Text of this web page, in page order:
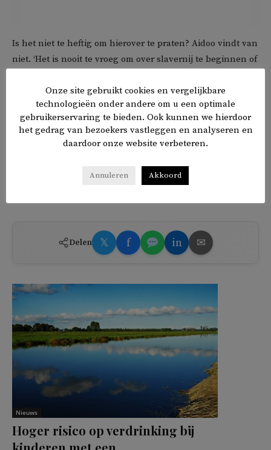
Is het niet te heftig om hierover te praten? Aidoo vindt van
niet. ‘Het is nooit te vroeg om over slavernij te beginnen of
Op 1 juli is de nationale herdenking van het
slavernijverleden. Dit jaar is het 160 jaar geleden dat de
slavernij in Suriname en op de Antillen werd afgeschaft.
gedwongen om tot 1 juli 1873 op de plantages te blijven
Delen 𝕏 f in ✉
Nieuws
Hoger risico op verdrinking bij
Onze site gebruikt cookies en vergelijkbare
technologieën onder andere om u een optimale
gebruikerservaring te bieden. Ook kunnen we hierdoor
het gedrag van bezoekers vastleggen en analyseren en
daardoor onze website verbeteren.
Annuleren Akkoord